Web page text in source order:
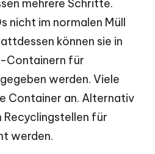
mehrere Schritte.
nicht im normalen Müll
können sie in
Containern für
werden. Viele
Container an. Alternativ
Recyclingstellen für
werden.